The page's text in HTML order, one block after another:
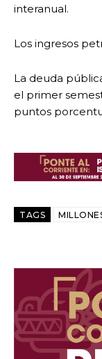
interanual.
Los ingresos
La deuda
el primer
puntos
TAGS